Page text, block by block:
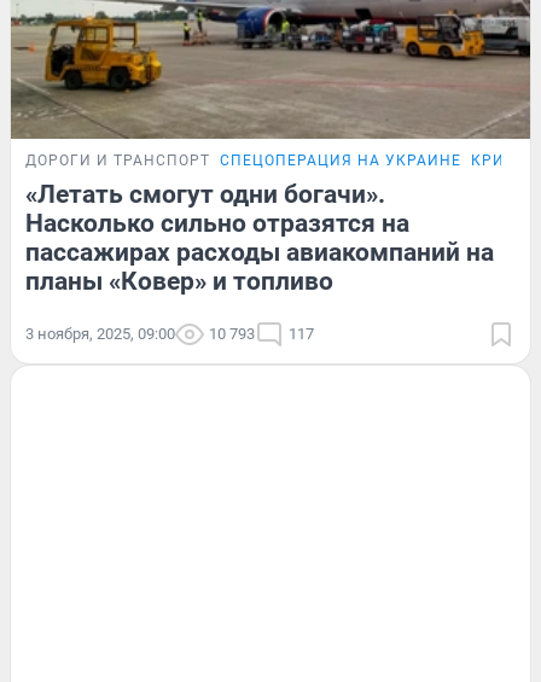
ДОРОГИ И ТРАНСПОРТ СПЕЦОПЕРАЦИЯ НА УКРАИНЕ
«Летать смогут одни богачи».
Насколько сильно отразятся на
пассажирах расходы авиакомпаний на
планы «Ковер» и топливо
3 ноября, 2025, 09:00 10 793 117